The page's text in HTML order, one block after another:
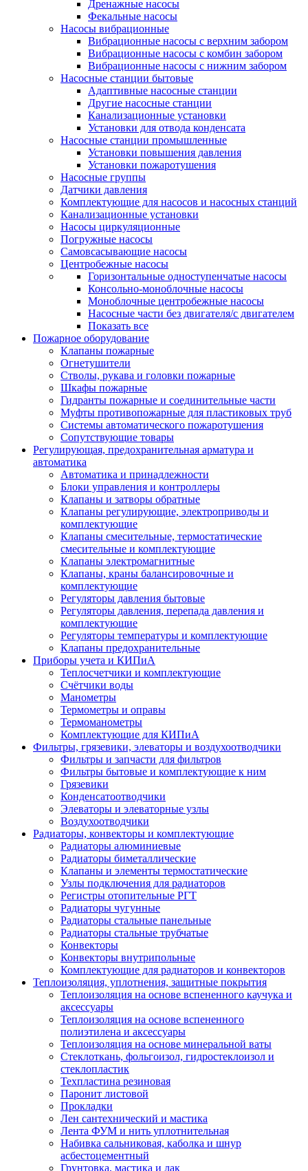
Дренажные насосы
Фекальные насосы
Насосы вибрационные
Вибрационные насосы с верхним забором
Вибрационные насосы с комбин забором
Вибрационные насосы с нижним забором
Насосные станции бытовые
Адаптивные насосные станции
Другие насосные станции
Канализационные установки
Установки для отвода конденсата
Насосные станции промышленные
Установки повышения давления
Установки пожаротушения
Насосные группы
Датчики давления
Комплектующие для насосов и насосных станций
Канализационные установки
Насосы циркуляционные
Погружные насосы
Самовсасывающие насосы
Центробежные насосы
Горизонтальные одноступенчатые насосы
Консольно-моноблочные насосы
Моноблочные центробежные насосы
Насосные части без двигателя/с двигателем
Показать все
Пожарное оборудование
Клапаны пожарные
Огнетушители
Стволы, рукава и головки пожарные
Шкафы пожарные
Гидранты пожарные и соединительные части
Муфты противопожарные для пластиковых труб
Системы автоматического пожаротушения
Сопутствующие товары
Регулирующая, предохранительная арматура и
автоматика
Автоматика и принадлежности
Блоки управления и контроллеры
Клапаны и затворы обратные
Клапаны регулирующие, электроприводы и
комплектующие
Клапаны смесительные, термостатические
смесительные и комплектующие
Клапаны электромагнитные
Клапаны, краны балансировочные и
комплектующие
Регуляторы давления бытовые
Регуляторы давления, перепада давления и
комплектующие
Регуляторы температуры и комплектующие
Клапаны предохранительные
Приборы учета и КИПиА
Теплосчетчики и комплектующие
Счётчики воды
Манометры
Термометры и оправы
Термоманометры
Комплектующие для КИПиА
Фильтры, грязевики, элеваторы и воздухоотводчики
Фильтры и запчасти для фильтров
Фильтры бытовые и комплектующие к ним
Грязевики
Конденсатоотводчики
Элеваторы и элеваторные узлы
Воздухоотводчики
Радиаторы, конвекторы и комплектующие
Радиаторы алюминиевые
Радиаторы биметаллические
Клапаны и элементы термостатические
Узлы подключения для радиаторов
Регистры отопительные РГТ
Радиаторы чугунные
Радиаторы стальные панельные
Радиаторы стальные трубчатые
Конвекторы
Конвекторы внутрипольные
Комплектующие для радиаторов и конвекторов
Теплоизоляция, уплотнения, защитные покрытия
Теплоизоляция на основе вспененного каучука и
аксессуары
Теплоизоляция на основе вспененного
полиэтилена и аксессуары
Теплоизоляция на основе минеральной ваты
Стеклоткань, фольгоизол, гидростеклоизол и
стеклопластик
Техпластина резиновая
Паронит листовой
Прокладки
Лен сантехнический и мастика
Лента ФУМ и нить уплотнительная
Набивка сальниковая, каболка и шнур
асбестоцементный
Грунтовка, мастика и лак